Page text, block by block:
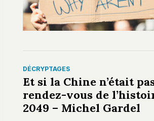
DÉCRYPTAGES
Et si la Chine n’était
rendez-vous de
2049 – Michel Gardel